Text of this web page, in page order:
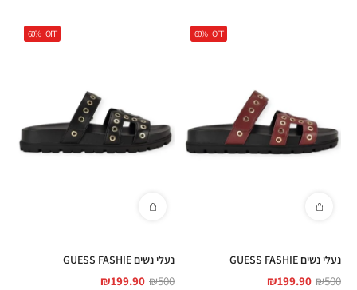
60% OFF
נעלי נשים GUESS FASHIE
₪500
₪199.90
60% OFF
נעלי נשים GUESS FASHIE
₪500
₪199.90